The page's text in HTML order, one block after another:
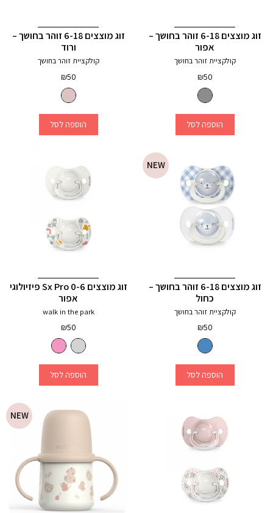
זוג מוצצים 6-18 זוהר בחושך –
אפור
קולקציית זוהר בחושך
₪50
הוספה לסל
זוג מוצצים 6-18 זוהר בחושך –
ורוד
קולקציית זוהר בחושך
₪50
הוספה לסל
NEW
זוג מוצצים 6-18 זוהר בחושך –
כחול
קולקציית זוהר בחושך
₪50
הוספה לסל
זוג מוצצים 0-6 Sx Pro פיזיולוגי
אפור
walk in the park
₪50
הוספה לסל
NEW